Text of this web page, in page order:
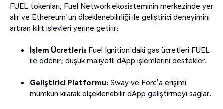
FUEL tokenları, Fuel Network ekosisteminin merkezinde yer
alır ve Ethereum’un ölçeklenebilirliği ile geliştirici deneyimini
artıran kilit işlevleri yerine getirir:
İşlem Ücretleri: Fuel Ignition’daki gas ücretleri FUEL
ile ödenir; düşük maliyetli dApp işlemlerini destekler.
Geliştirici Platformu: Sway ve Forc’a erişimi
mümkün kılarak ölçeklenebilir dApp geliştirmeyi sağlar.